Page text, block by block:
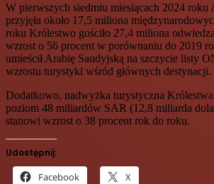
W pierwszych siedmiu miesiącach 2024 roku
przyjęła około 17,5 miliona
roku Królestwo gościło 27,4 miliona
wzrost o 56 procent w porównaniu do 2019
umieścił Arabię Saudyjską na szczycie listy
wzrostu turystyki wśród głównych destynacji.
Dodatkowo, nadwyżka turystyczna
poziom 48 miliardów SAR (12,8 miliarda
stanowi wzrost o 38 procent rok do roku.
Udostępnij:
Facebook X